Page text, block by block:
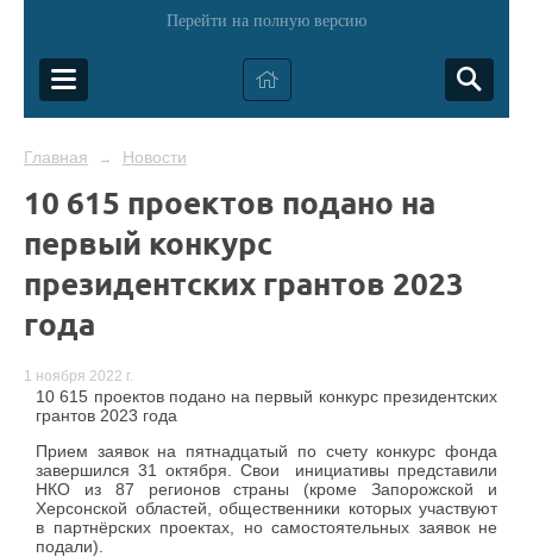
Перейти на полную версию
Главная → Новости
10 615 проектов подано на
первый конкурс
президентских грантов 2023
года
1 ноября 2022 г.
10 615 проектов подано на первый конкурс президентских
грантов 2023 года
Прием заявок на пятнадцатый по счету конкурс фонда
завершился 31 октября. Свои инициативы представили
НКО из 87 регионов страны (кроме Запорожской и
Херсонской областей, общественники которых участвуют
в партнёрских проектах, но самостоятельных заявок не
подали).